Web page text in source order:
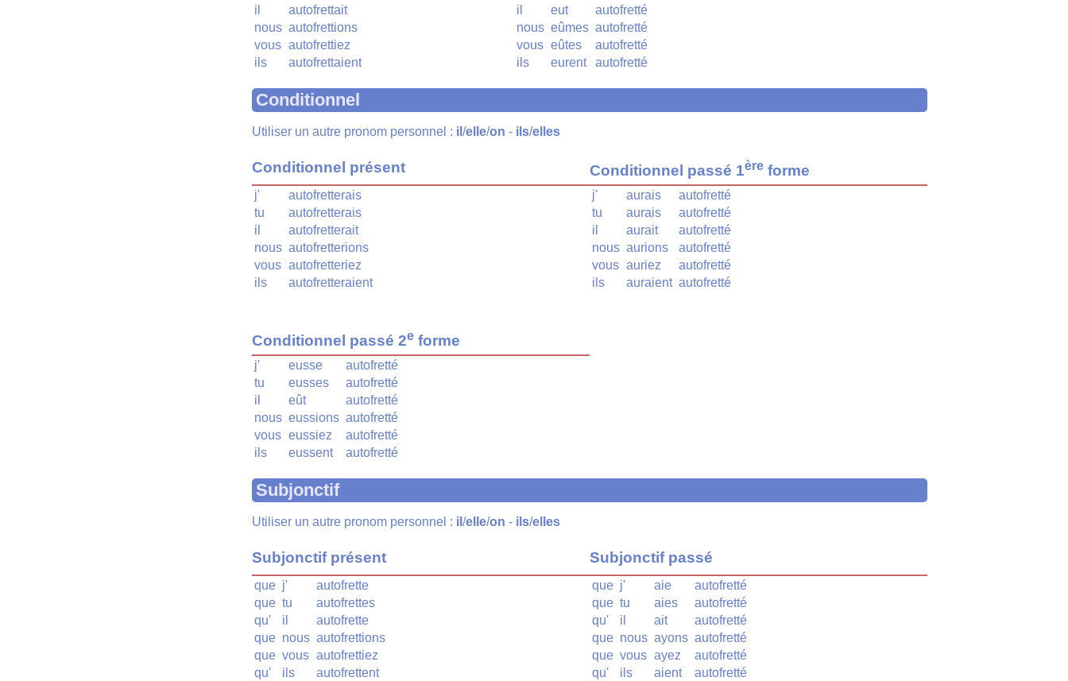
il
autofrettait
nous autofrettions
vous autofrettiez
ils
autofrettaient
il
eut
autofretté
nous eûmes autofretté
vous eûtes
autofretté
ils
eurent autofretté
Conditionnel
Utiliser un autre pronom personnel : il /elle/on - ils/elles
Conditionnel présent
j'
autofretterais
tu
autofretterais
il
autofretterait
nous autofretterions
vous autofretteriez
ils
autofretteraient
Conditionnel passé 1ère forme
j' aurais
autofretté
tu
aurais
autofretté
il
aurait
autofretté
nous aurions
autofretté
vous auriez
autofretté
ils
auraient autofretté
Conditionnel passé 2e forme
j' eusse
autofretté
tu
eusses
autofretté
il
eût
autofretté
nous eussions autofretté
vous eussiez
autofretté
ils
eussent autofretté
Subjonctif
Utiliser un autre pronom personnel : il /elle/on - ils/elles
Subjonctif présent
que j'
autofrette
que tu
autofrettes
qu'
il
autofrette
que nous autofrettions
que vous autofrettiez
qu'
ils autofrettent
Subjonctif passé
que j' aie
autofretté
que tu aies
autofretté
qu'
il ait
autofretté
que nous ayons autofretté
que vous ayez
autofretté
qu'
ils aient autofretté